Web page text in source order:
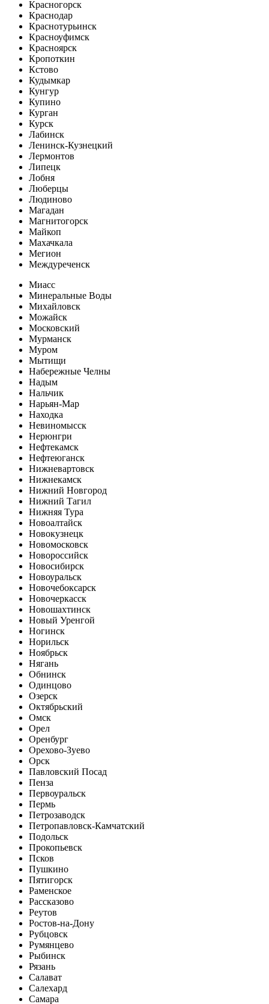
Красногорск
Краснодар
Краснотурьинск
Красноуфимск
Красноярск
Кропоткин
Кстово
Кудымкар
Кунгур
Купино
Курган
Курск
Лабинск
Ленинск-Кузнецкий
Лермонтов
Липецк
Лобня
Люберцы
Людиново
Магадан
Магнитогорск
Майкоп
Махачкала
Мегион
Междуреченск
Миасс
Минеральные Воды
Михайловск
Можайск
Московский
Мурманск
Муром
Мытищи
Набережные Челны
Надым
Нальчик
Нарьян-Мар
Находка
Невиномысск
Нерюнгри
Нефтекамск
Нефтеюганск
Нижневартовск
Нижнекамск
Нижний Новгород
Нижний Тагил
Нижняя Тура
Новоалтайск
Новокузнецк
Новомосковск
Новороссийск
Новосибирск
Новоуральск
Новочебоксарск
Новочеркасск
Новошахтинск
Новый Уренгой
Ногинск
Норильск
Ноябрьск
Нягань
Обнинск
Одинцово
Озерск
Октябрьский
Омск
Орел
Оренбург
Орехово-Зуево
Орск
Павловский Посад
Пенза
Первоуральск
Пермь
Петрозаводск
Петропавловск-Камчатский
Подольск
Прокопьевск
Псков
Пушкино
Пятигорск
Раменское
Рассказово
Реутов
Ростов-на-Дону
Рубцовск
Румянцево
Рыбинск
Рязань
Салават
Салехард
Самара